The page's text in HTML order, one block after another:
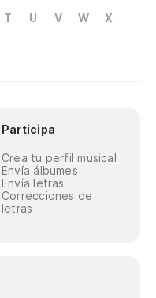
T U V W
X
Participa
Crea tu perfil musical
Envía álbumes
Envía letras
Correcciones de
letras